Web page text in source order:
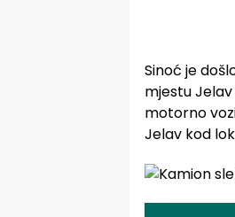
Sinoć je
mjestu
motorno
Jelav kod